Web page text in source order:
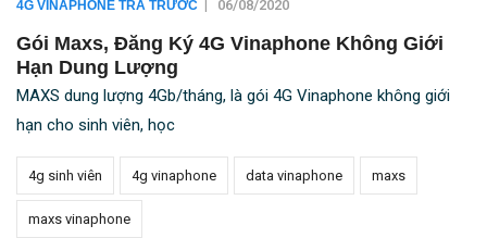
4G VINAPHONE TRẢ TRƯỚC | 06/08/2020
Gói Maxs, Đăng Ký 4G Vinaphone Không Giới
Hạn Dung Lượng
MAXS dung lượng 4Gb/tháng, là gói 4G Vinaphone không giới
hạn cho sinh viên, học
4g sinh viên 4g vinaphone data vinaphone maxs
maxs vinaphone